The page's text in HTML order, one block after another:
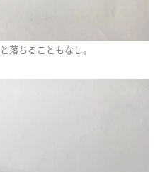
落ちることもなし。